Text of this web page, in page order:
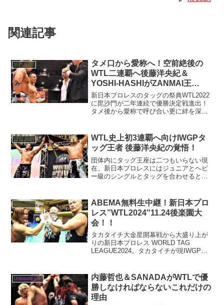
関連記事
WTL2025
タメ口から愛称へ！空前絶後の
WTL二連覇へ後藤洋央紀＆
YOSHI-HASHIがZANMAI王
手！！
新日本プロレスのタッグの祭典WTL2022
に毘沙門が二年連続で優勝決定戦進出！
タメ後から愛称で呼び合い更に絆を深化
WTL2025
WTL史上初3連覇へ向けIWGPタ
ッグ王者 後藤洋央紀の覚悟！
団体内にタッグ王座は二つもいらない現
在、新日本プロレスにはジュニアとヘビ
ー級のシングルとタッグを合わせると、
も入れると１０を超えるでしょう。ベテ
ランプロレスファンであ...
WTL2025
ABEMA無料生中継！新日本プロ
レス”WTL2024″11.24後楽園大
会！！
タカタイチ大金星開幕戦から大盛り上が
りの新日本プロレス WORLD TAG
LEAGUE2024。タカタイチが現IWGPタ
タッグチャンプに勝利‼️絶対俺が負け...
Unbound Co.
内藤哲也＆SANADAがWTLで優
勝しなければならないこれだけの
理由